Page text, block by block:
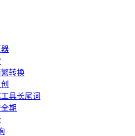
转换
长尾词
期